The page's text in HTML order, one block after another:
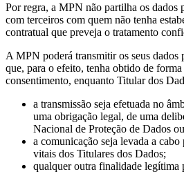
Por regra, a MPN não partilha os dados
com terceiros com quem não tenha
contratual que preveja o tratamento
A MPN poderá transmitir os seus dados
que, para o efeito, tenha obtido de
consentimento, enquanto Titular dos
a transmissão seja efetuada no
uma obrigação legal, de uma
Nacional de Proteção de Dados
a comunicação seja levada a cabo
vitais dos Titulares dos Dados;
qualquer outra finalidade legítima